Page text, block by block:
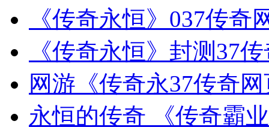
《传奇永恒》037传奇
《传奇永恒》封测37
网游《传奇永37传奇
永恒的传奇 《传奇霸